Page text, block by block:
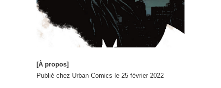
[À propos]
Publié chez Urban Comics le 25 février 2022